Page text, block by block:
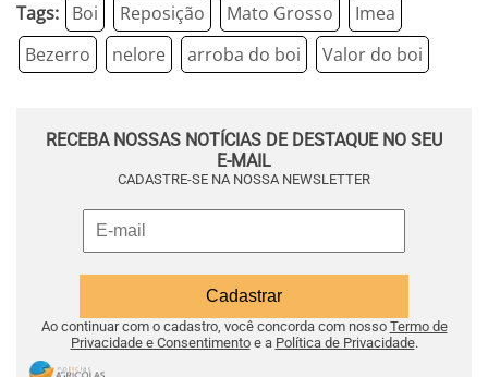
Tags: Boi Reposição Mato Grosso
Imea
Bezerro
nelore arroba do boi Valor do boi
RECEBA NOSSAS NOTÍCIAS DE DESTAQUE NO SEU
E-MAIL
CADASTRE-SE NA NOSSA NEWSLETTER
Ao continuar com o cadastro, você concorda com nosso Termo de
Privacidade e Consentimentoe a Política de Privacidade.